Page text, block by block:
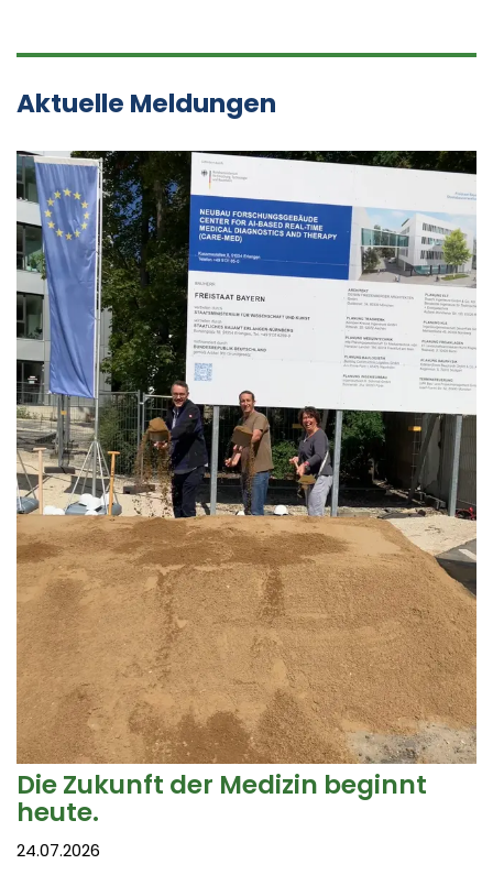
Aktuelle Meldungen
Die Zukunft der Medizin beginnt
heute.
24.07.2026